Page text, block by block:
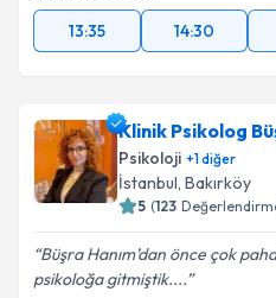
13:35
14:30
Klinik Psikolog
Psikoloji +1diğer
İstanbul, Bakırköy
5 (123
Büşra Hanım’dan önce çok
psikoloğa gitmiştik....